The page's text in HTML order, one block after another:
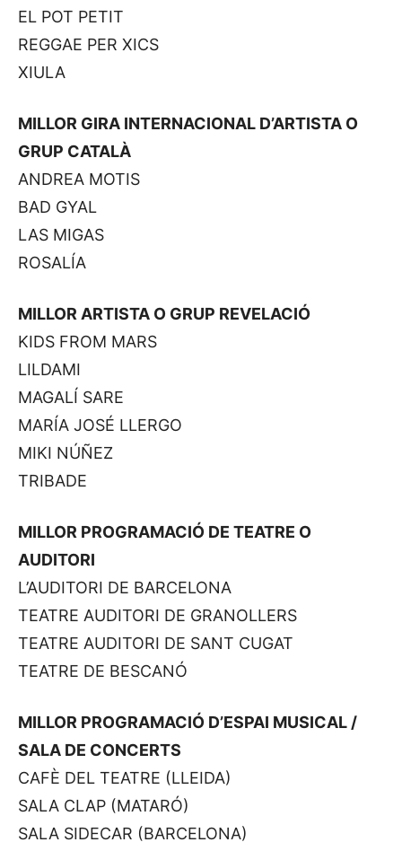
EL POT PETIT
REGGAE PER XICS
XIULA
MILLOR GIRA INTERNACIONAL D’ARTISTA O
GRUP CATALÀ
ANDREA MOTIS
BAD GYAL
LAS MIGAS
ROSALÍA
MILLOR ARTISTA O GRUP REVELACIÓ
KIDS FROM MARS
LILDAMI
MAGALÍ SARE
MARÍA JOSÉ LLERGO
MIKI NÚÑEZ
TRIBADE
MILLOR PROGRAMACIÓ DE TEATRE O
AUDITORI
L’AUDITORI DE BARCELONA
TEATRE AUDITORI DE GRANOLLERS
TEATRE AUDITORI DE SANT CUGAT
TEATRE DE BESCANÓ
MILLOR PROGRAMACIÓ D’ESPAI MUSICAL /
SALA DE CONCERTS
CAFÈ DEL TEATRE (LLEIDA)
SALA CLAP (MATARÓ)
SALA SIDECAR (BARCELONA)